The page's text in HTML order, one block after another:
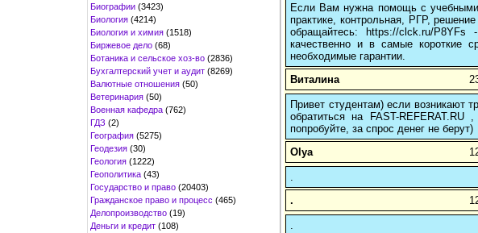
Биографии (3423)
Биология (4214)
Биология и химия (1518)
Биржевое дело (68)
Ботаника и сельское хоз-во (2836)
Бухгалтерский учет и аудит (8269)
Валютные отношения (50)
Ветеринария (50)
Военная кафедра (762)
ГДЗ (2)
География (5275)
Геодезия (30)
Геология (1222)
Геополитика (43)
Государство и право (20403)
Гражданское право и процесс (465)
Делопроизводство (19)
Деньги и кредит (108)
Если Вам нужна помощь с
практике, контрольная, РГР,
обращайтесь: https://clck.ru/
качественно и в самые короткие
необходимые гарантии.
Виталина
Привет студентам) если возникают
обратиться на FAST-
попробуйте, за спрос денег не берут)
Olya
.
.
.